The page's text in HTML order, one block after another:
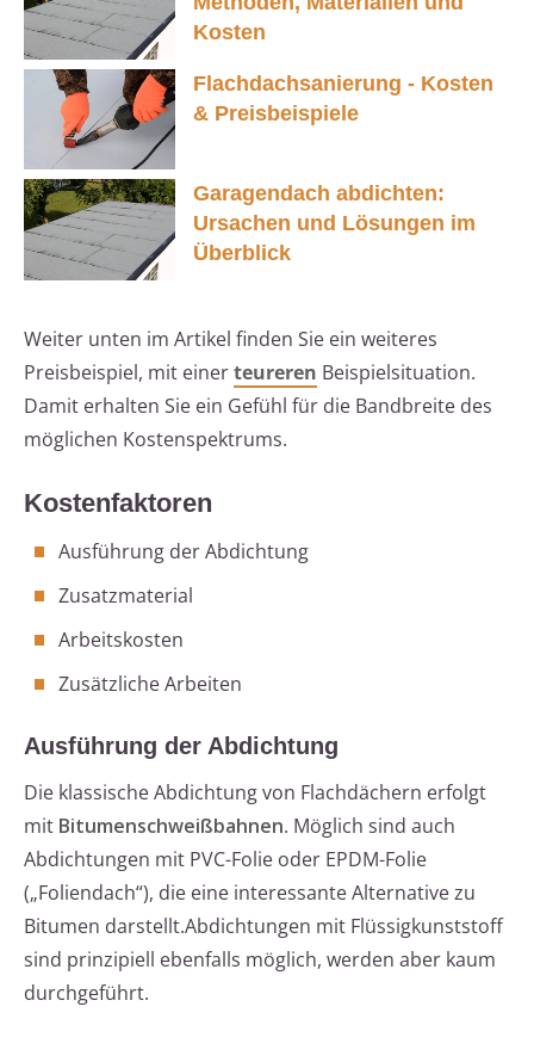
Kosten
Flachdachsanierung - Kosten
& Preisbeispiele
Garagendach abdichten:
Ursachen und Lösungen im
Überblick
Weiter unten im Artikel finden Sie ein weiteres
Preisbeispiel, mit einerteureren Beispielsituation.
Damit erhalten Sie ein Gefühl für die Bandbreite des
möglichen Kostenspektrums.
Kostenfaktoren
Ausführung der Abdichtung
Zusatzmaterial
Arbeitskosten
Zusätzliche Arbeiten
Ausführung der Abdichtung
Die klassische Abdichtung von Flachdächern erfolgt
mit Bitumenschweißbahnen. Möglich sind auch
Abdichtungen mit PVC-Folie oder EPDM-Folie
(„Foliendach“), die eine interessante Alternative zu
Bitumen darstellt.Abdichtungen mit Flüssigkunststoff
sind prinzipiell ebenfalls möglich, werden aber kaum
durchgeführt.